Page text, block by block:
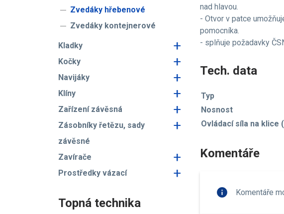
Zvedáky hřebenové
Zvedáky kontejnerové
Kladky +
Kočky +
Navijáky +
Klíny +
Zařízení závěsná +
Zásobníky řetězu, sady
závěsné
+
Zavírače +
Prostředky vázací +
Topná technika
nad hlavou.
- Otvor v patce
pomocníka.
- splňuje požadavky
Tech. data
Typ
Nosnost
Ovládací síla na klice
Komentáře
info Komentáře